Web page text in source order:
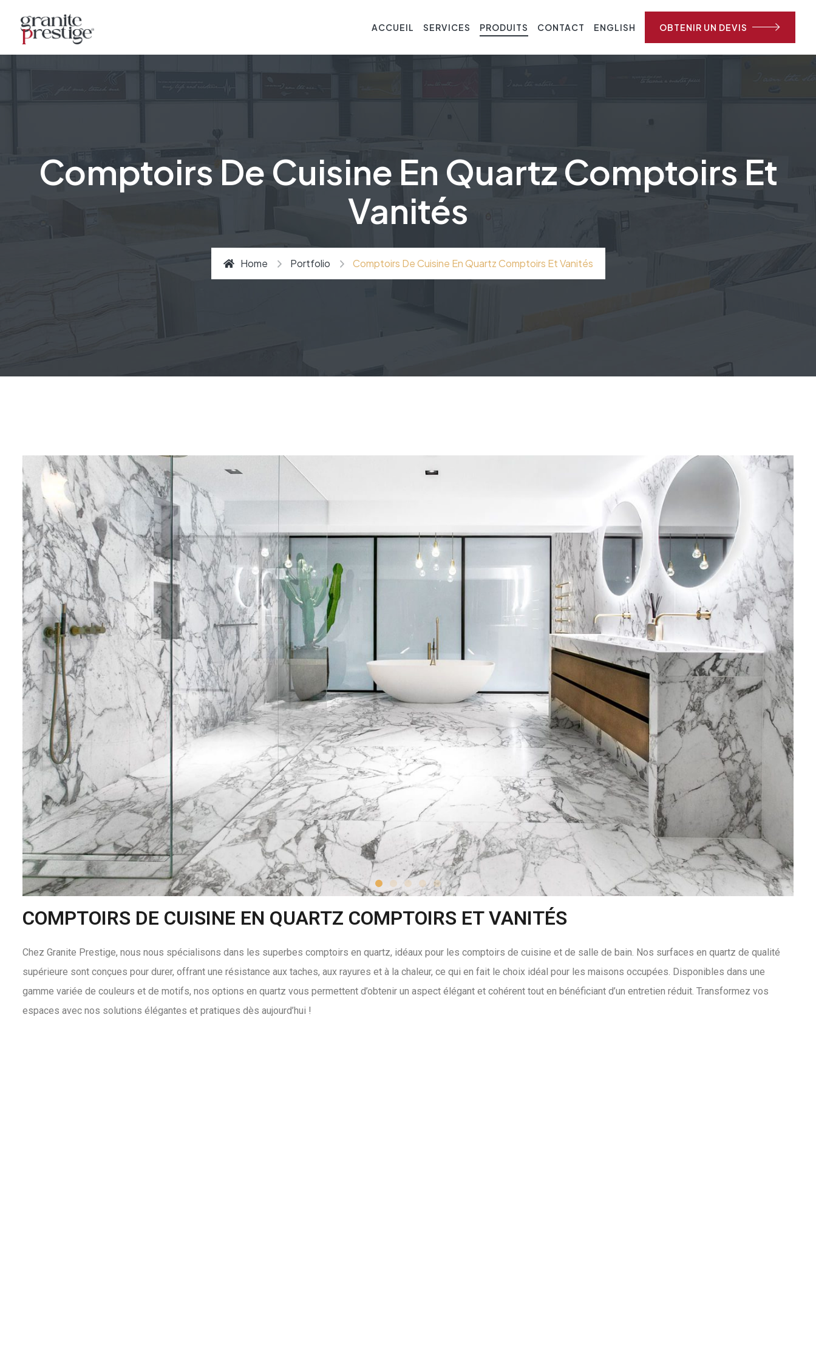
ACCUEIL SERVICES PRODUITS CONTACT ENGLISH OBTENIR UN DEVIS
Comptoirs De Cuisine En Quartz Comptoirs Et
Vanités
Home Portfolio Comptoirs De Cuisine En Quartz Comptoirs Et Vanités
COMPTOIRS DE CUISINE EN QUARTZ COMPTOIRS ET VANITÉS
Chez Granite Prestige, nous nous spécialisons dans les superbes comptoirs en quartz, idéaux pour les comptoirs de cuisine et de salle de bain. Nos surfaces en quartz de qualité
supérieure sont conçues pour durer, offrant une résistance aux taches, aux rayures et à la chaleur, ce qui en fait le choix idéal pour les maisons occupées. Disponibles dans une
gamme variée de couleurs et de motifs, nos options en quartz vous permettent d’obtenir un aspect élégant et cohérent tout en bénéficiant d’un entretien réduit. Transformez vos
espaces avec nos solutions élégantes et pratiques dès aujourd’hui !